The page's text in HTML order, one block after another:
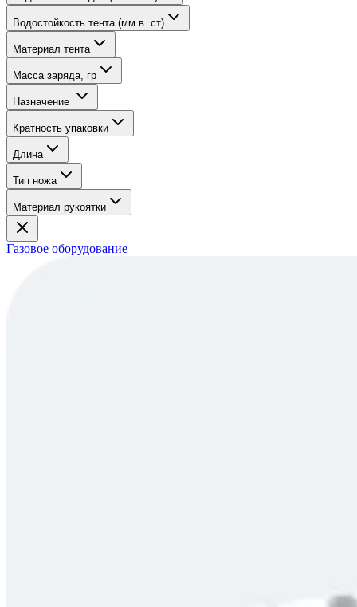
Водостойкость тента (мм в. ст)
Материал тента
Масса заряда, гр
Назначение
Кратность упаковки
Длина
Тип ножа
Материал рукоятки
Газовое оборудование